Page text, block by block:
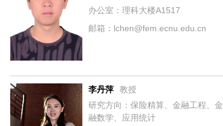
办公室：理科大楼A1517
邮箱：lchen@fem.ecnu.edu.cn
李丹萍
教授
研究方向：保险精算、金融工程、金
融数学、应用统计